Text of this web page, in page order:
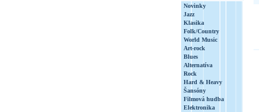
Novinky
Jazz
Klasika
Folk/Country
World Music
Art-rock
Blues
Alternatíva
Rock
Hard & Heavy
Šansóny
Filmová hudba
Elektronika